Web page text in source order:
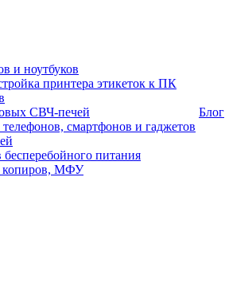
и ноутбуков
принтера этикеток к ПК
СВЧ-печей
смартфонов и гаджетов
питания
копиров, МФУ
Блог